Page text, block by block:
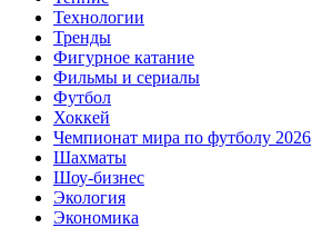
Технологии
Тренды
Фигурное катание
Фильмы и сериалы
Футбол
Хоккей
Чемпионат мира по футболу 2026
Шахматы
Шоу-бизнес
Экология
Экономика